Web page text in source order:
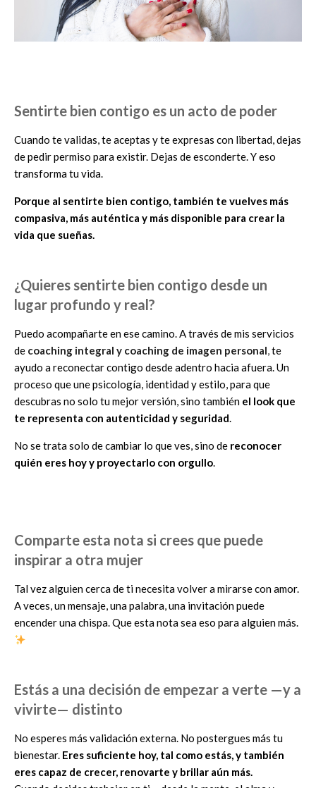
Sentirte bien contigo es un acto de poder
Cuando te validas, te aceptas y te expresas con libertad, dejas
de pedir permiso para existir. Dejas de esconderte. Y eso
transforma tu vida.
Porque al sentirte bien contigo, también te vuelves más
compasiva, más auténtica y más disponible para crear la
vida que sueñas.
¿Quieres sentirte bien contigo desde un
lugar profundo y real?
Puedo acompañarte en ese camino. A través de mis servicios
de coaching integral y coaching de imagen personal,te
ayudo a reconectar contigo desde adentro hacia afuera. Un
proceso que une psicología, identidad y estilo, para que
descubras no solo tu mejor versión, sino también el look que
te representa con autenticidad y seguridad.
No se trata solo de cambiar lo que ves, sino de reconocer
quién eres hoy y proyectarlo con orgullo.
Comparte esta nota si crees que puede
inspirar a otra mujer
Tal vez alguien cerca de ti necesita volver a mirarse con amor.
A veces, un mensaje, una palabra, una invitación puede
encender una chispa. Que esta nota sea eso para alguien más.
Estás a una decisión de empezar a verte —y a
vivirte— distinto
No esperes más validación externa. No postergues más tu
bienestar. Eres suficiente hoy, tal como estás, y también
eres capaz de crecer, renovarte y brillar aún más.